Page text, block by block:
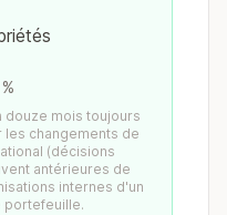
douze mois toujours
les changements de
(décisions
antérieures de
internes d'un
portefeuille.